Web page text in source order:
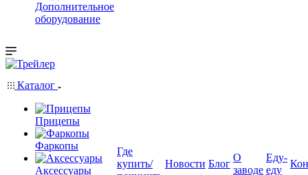
Дополнительное
оборудование
Каталог
Прицепы
Фаркопы
Аксессуары
Где
купить/
Новости Блог
О
заводе
Еду-
еду